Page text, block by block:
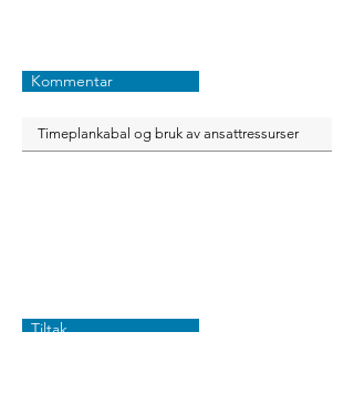
Kommentar
Tiltak